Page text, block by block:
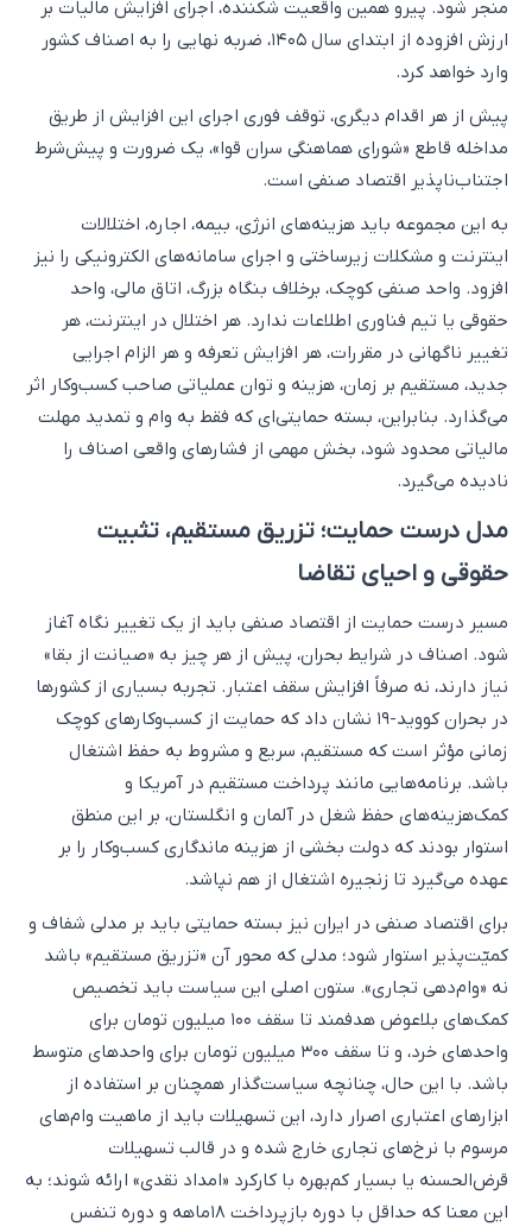
منجر شود. پیرو همین واقعیت شکننده، اجرای افزایش مالیات بر
ارزش افزوده از ابتدای سال ۱۴۰۵، ضربه نهایی را به اصناف کشور
وارد خواهد کرد.
پیش از هر اقدام دیگری، توقف فوری اجرای این افزایش از طریق
مداخله قاطع «شورای هماهنگی سران قوا»، یک ضرورت و پیش‌شرط
اجتناب‌ناپذیر اقتصاد صنفی است.
به این مجموعه باید هزینه‌های انرژی، بیمه، اجاره، اختلالات
اینترنت و مشکلات زیرساختی و اجرای سامانه‌های الکترونیکی را نیز
افزود. واحد صنفی کوچک، برخلاف بنگاه بزرگ، اتاق مالی، واحد
حقوقی یا تیم فناوری اطلاعات ندارد. هر اختلال در اینترنت، هر
تغییر ناگهانی در مقررات، هر افزایش تعرفه و هر الزام اجرایی
جدید، مستقیم بر زمان، هزینه و توان عملیاتی صاحب کسب‌وکار اثر
می‌گذارد. بنابراین، بسته حمایتی‌ای که فقط به وام و تمدید مهلت
مالیاتی محدود شود، بخش مهمی از فشارهای واقعی اصناف را
نادیده می‌گیرد.
مدل درست حمایت؛ تزریق مستقیم، تثبیت
حقوقی و احیای تقاضا
مسیر درست حمایت از اقتصاد صنفی باید از یک تغییر نگاه آغاز
شود. اصناف در شرایط بحران، پیش از هر چیز به «صیانت از بقا»
نیاز دارند، نه صرفاً افزایش سقف اعتبار. تجربه بسیاری از کشورها
در بحران کووید-۱۹ نشان داد که حمایت از کسب‌وکارهای کوچک
زمانی مؤثر است که مستقیم، سریع و مشروط به حفظ اشتغال
باشد. برنامه‌هایی مانند پرداخت مستقیم در آمریکا و
کمک‌هزینه‌های حفظ شغل در آلمان و انگلستان، بر این منطق
استوار بودند که دولت بخشی از هزینه ماندگاری کسب‌وکار را بر
عهده می‌گیرد تا زنجیره اشتغال از هم نپاشد.
برای اقتصاد صنفی در ایران نیز بسته حمایتی باید بر مدلی شفاف و
کمیّت‌پذیر استوار شود؛ مدلی که محور آن «تزریق مستقیم» باشد
نه «وام‌دهی تجاری». ستون اصلی این سیاست باید تخصیص
کمک‌های بلاعوض هدفمند تا سقف ۱۰۰ میلیون تومان برای
واحدهای خرد، و تا سقف ۳۰۰ میلیون تومان برای واحدهای متوسط
باشد. با این حال، چنانچه سیاست‌گذار همچنان بر استفاده از
ابزارهای اعتباری اصرار دارد، این تسهیلات باید از ماهیت وام‌های
مرسوم با نرخ‌های تجاری خارج شده و در قالب تسهیلات
قرض‌الحسنه یا بسیار کم‌بهره با کارکرد «امداد نقدی» ارائه شوند؛ به
این معنا که حداقل با دوره بازپرداخت ۱۸ماهه و دوره تنفس